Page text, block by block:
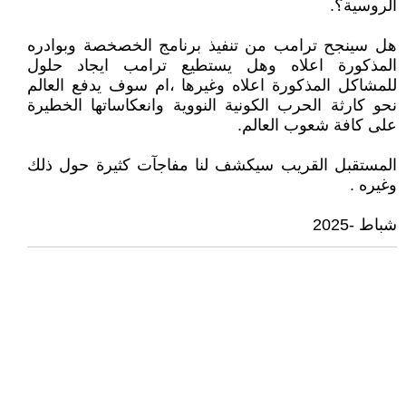
الروسية؟.
هل سينجح ترامب من تنفيذ برنامج الخصخصة وبوادره
المذكورة اعلاه وهل يستطيع ترامب ايجاد حلول
للمشاكل المذكورة اعلاه وغيرها ،ام سوف يدفع العالم
نحو كارثة الحرب الكونية النووية وانعكاساتها الخطيرة
على كافة شعوب العالم.
المستقبل القريب سيكشف لنا مفاجآت كثيرة حول ذلك
وغيره .
شباط -2025